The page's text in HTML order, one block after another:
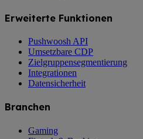
Erweiterte Funktionen
Pushwoosh API
Umsetzbare CDP
Zielgruppensegmentierung
Integrationen
Datensicherheit
Branchen
Gaming